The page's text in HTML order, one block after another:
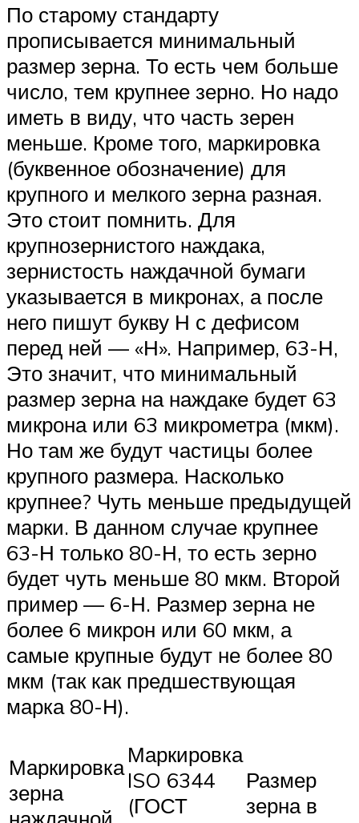
По старому стандарту
прописывается минимальный
размер зерна. То есть чем больше
число, тем крупнее зерно. Но надо
иметь в виду, что часть зерен
меньше. Кроме того, маркировка
(буквенное обозначение) для
крупного и мелкого зерна разная.
Это стоит помнить. Для
крупнозернистого наждака,
зернистость наждачной бумаги
указывается в микронах, а после
него пишут букву Н с дефисом
перед ней — «Н». Например, 63-Н,
Это значит, что минимальный
размер зерна на наждаке будет 63
микрона или 63 микрометра (мкм).
Но там же будут частицы более
крупного размера. Насколько
крупнее? Чуть меньше предыдущей
марки. В данном случае крупнее
63-Н только 80-Н, то есть зерно
будет чуть меньше 80 мкм. Второй
пример — 6-Н. Размер зерна не
более 6 микрон или 60 мкм, а
самые крупные будут не более 80
мкм (так как предшествующая
марка 80-Н).
Маркировка
зерна
Маркировка
ISO 6344
(ГОСТ
Размер
зерна в